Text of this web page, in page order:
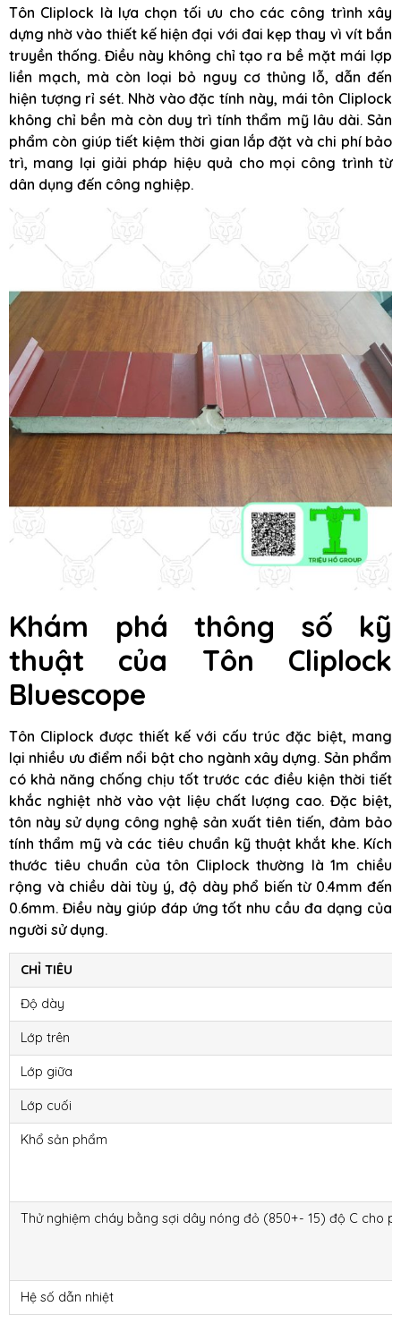
Tôn Cliplock là lựa chọn tối ưu cho các công trình xây
dựng nhờ vào thiết kế hiện đại với đai kẹp thay vì vít bắn
truyền thống. Điều này không chỉ tạo ra bề mặt mái lợp
liền mạch, mà còn loại bỏ nguy cơ thủng lỗ, dẫn đến
hiện tượng rỉ sét. Nhờ vào đặc tính này, mái tôn Cliplock
không chỉ bền mà còn duy trì tính thẩm mỹ lâu dài. Sản
phẩm còn giúp tiết kiệm thời gian lắp đặt và chi phí bảo
trì, mang lại giải pháp hiệu quả cho mọi công trình từ
dân dụng đến công nghiệp.
Khám phá thông số kỹ
thuật của Tôn Cliplock
Bluescope
Tôn Cliplock được thiết kế với cấu trúc đặc biệt, mang
lại nhiều ưu điểm nổi bật cho ngành xây dựng. Sản phẩm
có khả năng chống chịu tốt trước các điều kiện thời tiết
khắc nghiệt nhờ vào vật liệu chất lượng cao. Đặc biệt,
tôn này sử dụng công nghệ sản xuất tiên tiến, đảm bảo
tính thẩm mỹ và các tiêu chuẩn kỹ thuật khắt khe. Kích
thước tiêu chuẩn của tôn Cliplock thường là 1m chiều
rộng và chiều dài tùy ý, độ dày phổ biến từ 0.4mm đến
0.6mm. Điều này giúp đáp ứng tốt nhu cầu đa dạng của
người sử dụng.
CHỈ TIÊU
Độ dày
Lớp trên
Lớp giữa
Lớp cuối
Khổ sản phẩm
Thử nghiệm cháy bằng sợi dây nóng đỏ (850+- 15) độ C cho
Hệ số dẫn nhiệt